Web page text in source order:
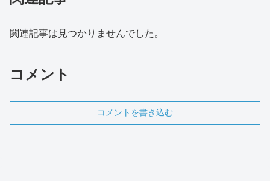
関連記事は見つかりませんでした。
コメント
コメントを書き込む